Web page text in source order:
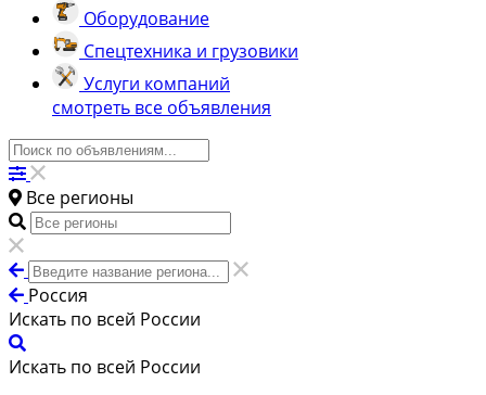
Оборудование
Спецтехника и грузовики
Услуги компаний
смотреть все объявления
Все регионы
Россия
Искать по всей России
Искать по всей России